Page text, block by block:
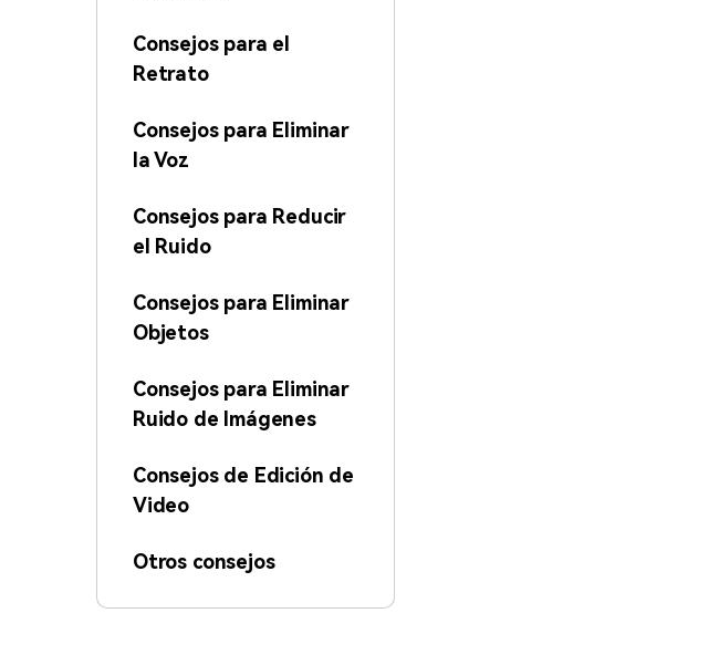
Consejos para el
Retrato
Consejos para Eliminar
la Voz
Consejos para Reducir
el Ruido
Consejos para Eliminar
Objetos
Consejos para Eliminar
Ruido de Imágenes
Consejos de Edición de
Video
Otros consejos